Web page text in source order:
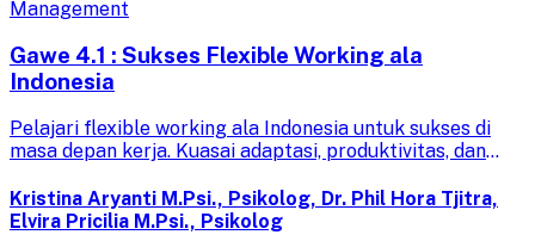
Management
Gawe 4.1 : Sukses Flexible Working ala
Indonesia
Pelajari flexible working ala Indonesia untuk sukses di
masa depan kerja. Kuasai adaptasi, produktivitas, dan
Kristina Aryanti M.Psi., Psikolog, Dr. Phil Hora Tjitra,
Elvira Pricilia M.Psi., Psikolog